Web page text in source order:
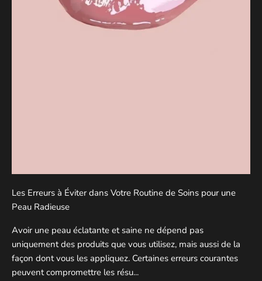
Les Erreurs à Éviter dans Votre Routine de Soins pour une
Peau Radieuse
Avoir une peau éclatante et saine ne dépend pas
uniquement des produits que vous utilisez, mais aussi de la
façon dont vous les appliquez. Certaines erreurs courantes
peuvent compromettre les résu...